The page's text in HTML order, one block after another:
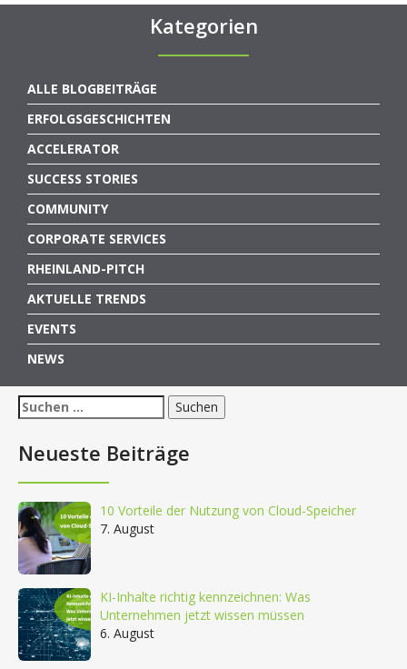
Kategorien
ALLE BLOGBEITRÄGE
ERFOLGSGESCHICHTEN
ACCELERATOR
SUCCESS STORIES
COMMUNITY
CORPORATE SERVICES
RHEINLAND-PITCH
AKTUELLE TRENDS
EVENTS
NEWS
Suchen
nach:
Neueste Beiträge
10 Vorteile der Nutzung von Cloud-Speicher
7. August
KI-Inhalte richtig kennzeichnen: Was
Unternehmen jetzt wissen müssen
6. August